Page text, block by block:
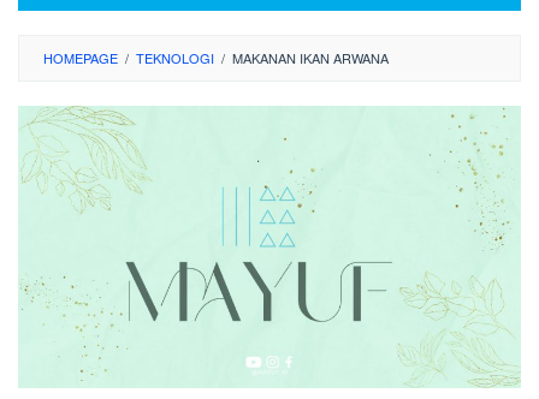
HOMEPAGE / TEKNOLOGI / MAKANAN IKAN ARWANA